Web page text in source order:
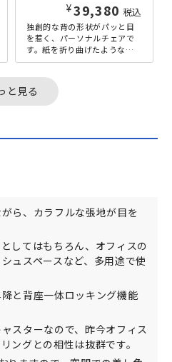
¥39,380 税込
独創的な背の形状がパッと目
を惹く、パーソナルチェアで
す。紙を折り曲げたような形
状の背が、座った際に身体に
ことで、安...
と見る
ら、カラフルな張地が目を
してはもちろん、オフィスの
ュスペースなど、多用途で使
と背座一体ロッキング機能
スターなので、昨今オフィス
ングとの相性は抜群です。